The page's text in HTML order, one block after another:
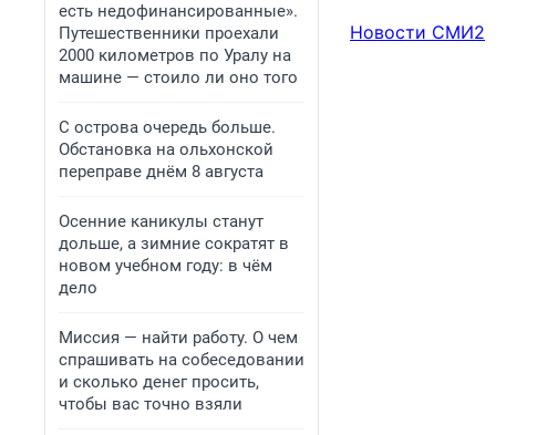
есть недофинансированные».
Путешественники проехали
2000 километров по Уралу на
машине — стоило ли оно того
С острова очередь больше.
Обстановка на ольхонской
переправе днём 8 августа
Осенние каникулы станут
дольше, а зимние сократят в
новом учебном году: в чём
дело
Миссия — найти работу. О чем
спрашивать на собеседовании
и сколько денег просить,
чтобы вас точно взяли
Новости СМИ2